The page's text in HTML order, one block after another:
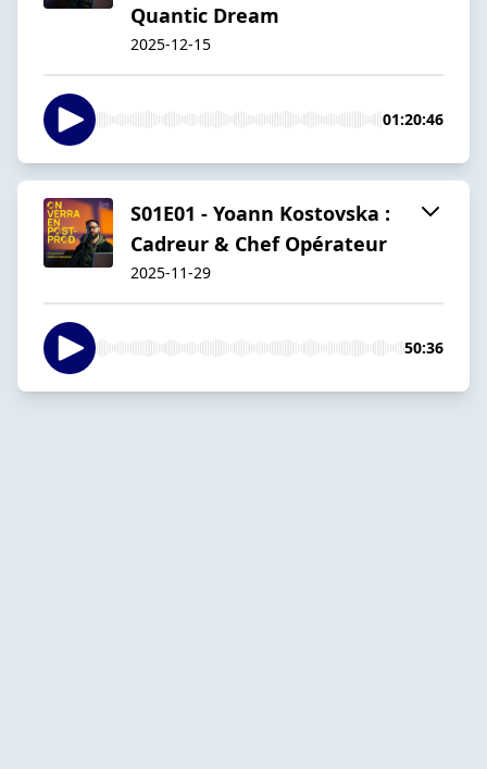
Quantic Dream
2025-12-15
01:20:46
S01E01 - Yoann Kostovska :
Cadreur & Chef Opérateur
2025-11-29
50:36